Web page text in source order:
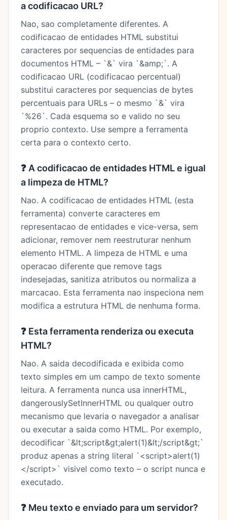
a codificacao URL?
Nao, sao completamente diferentes. A
codificacao de entidades HTML substitui
caracteres por sequencias de entidades para
documentos HTML – `&` vira `&amp;`. A
codificacao URL (codificacao percentual)
substitui caracteres por sequencias de bytes
percentuais para URLs – o mesmo `&` vira
`%26`. Cada esquema so e valido no seu
proprio contexto. Use sempre a ferramenta
certa para o contexto certo.
❓ A codificacao de entidades HTML e igual
a limpeza de HTML?
Nao. A codificacao de entidades HTML (esta
ferramenta) converte caracteres em
representacao de entidades e vice-versa, sem
adicionar, remover nem reestruturar nenhum
elemento HTML. A limpeza de HTML e uma
operacao diferente que remove tags
indesejadas, sanitiza atributos ou normaliza a
marcacao. Esta ferramenta nao inspeciona nem
modifica a estrutura HTML de nenhuma forma.
❓ Esta ferramenta renderiza ou executa
HTML?
Nao. A saida decodificada e exibida como
texto simples em um campo de texto somente
leitura. A ferramenta nunca usa innerHTML,
dangerouslySetInnerHTML ou qualquer outro
mecanismo que levaria o navegador a analisar
ou executar a saida como HTML. Por exemplo,
decodificar `&lt;script&gt;alert(1)&lt;/script&gt;`
produz apenas a string literal `<script>alert(1)
</script>` visivel como texto – o script nunca e
executado.
❓ Meu texto e enviado para um servidor?